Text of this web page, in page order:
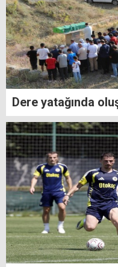
Dere yatağında